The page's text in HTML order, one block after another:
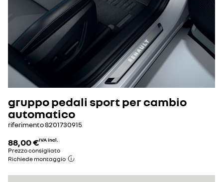
gruppo pedali sport per cambio
automatico
riferimento8201730915
88,00 €IVA incl.
Prezzo consigliato
Richiede montaggio